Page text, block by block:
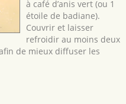
à café d’anis vert (ou 1
étoile de badiane).
Couvrir et laisser
refroidir au moins deux
de mieux diffuser les